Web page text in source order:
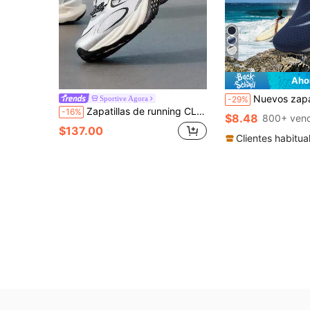
Sportive Agora
-16% Zapatillas de running CLIMACOOL VENTO 4.0 de Adidas para hombre y mujer, modelo nuevo, transpirables, de malla, para entrenamiento y uso casual
$137.00
9
-29% Nuevos zapatos de agua unisex, zapatos de playa, zapatos de yoga, sandalias, zapatos para
$8.48 800+
Clientes